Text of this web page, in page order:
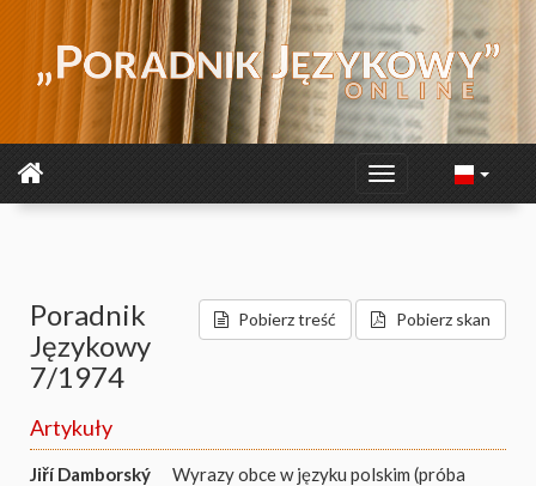
Pobierz treść Pobierz skan
Poradnik
Językowy
7/1974
Artykuły
Jiří Damborský
Wyrazy obce w języku polskim (próba